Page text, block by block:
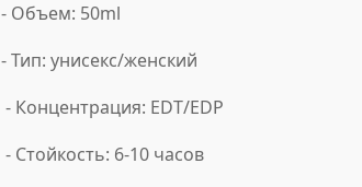
- Объем: 50ml
- Тип: унисекс/женский
- Концентрация: EDT/EDP
- Стойкость: 6-10 часов